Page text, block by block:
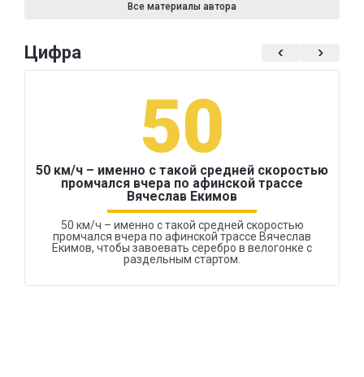
Все материалы автора
Цифра
50
50 км/ч – именно с такой средней скоростью
промчался вчера по афинской трассе
Вячеслав Екимов
50 км/ч – именно с такой средней скоростью
промчался вчера по афинской трассе Вячеслав
Екимов, чтобы завоевать серебро в велогонке с
раздельным стартом.